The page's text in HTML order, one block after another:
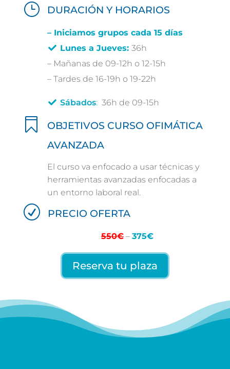
} DURACIÓN Y HORARIOS
– Iniciamos grupos cada 15 días
Lunes a Jueves: 36h
– Mañanas de 09-12h o 12-15h
– Tardes de 16-19h o 19-22h
Sábados:36h de 09-15h

OBJETIVOS CURSO OFIMÁTICA
AVANZADA
El curso va enfocado a usar técnicas y
herramientas avanzadas enfocadas a
un entorno laboral real.
R PRECIO OFERTA
550€– 375€
Reserva tu plaza